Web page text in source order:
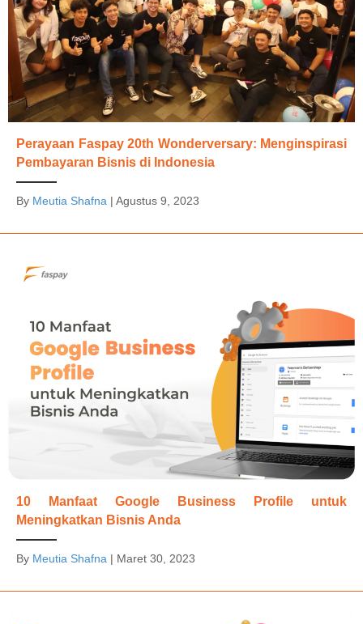
Perayaan Faspay 20th Wonderversary: Menginspirasi
Pembayaran Bisnis di Indonesia
By Meutia Shafna | Agustus 9, 2023
10 Manfaat Google Business Profile untuk
Meningkatkan Bisnis Anda
By Meutia Shafna | Maret 30, 2023